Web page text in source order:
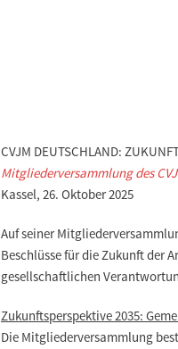
CVJM DEUTSCHLAND:
Mitgliederversammlung des
Kassel, 26. Oktober 2025
Auf seiner
Beschlüsse für die Zukunft der
gesellschaftlichen
Zukunftsperspektive 2035:
Die Mitgliederversammlung